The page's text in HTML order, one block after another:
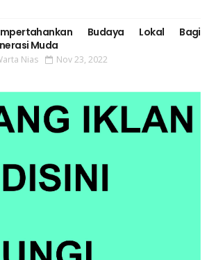
Budaya Lokal Bagi
Muda
Nias Nov 23, 2022